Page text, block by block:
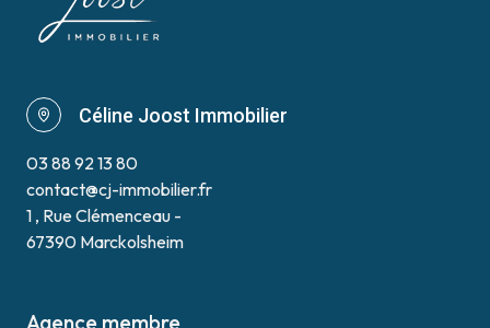
Céline Joost Immobilier
03 88 92 13 80
contact@cj-immobilier.fr
1 , Rue Clémenceau -
67390 Marckolsheim
Agence membre